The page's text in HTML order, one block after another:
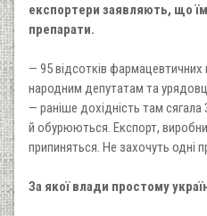
експортери заявляють, що
препарати.
— 95 відсотків
народним депутатам та
— раніше дохідність там сягала
й обурюються. Експорт,
припиняться. Не захочуть одні
За якої влади простому